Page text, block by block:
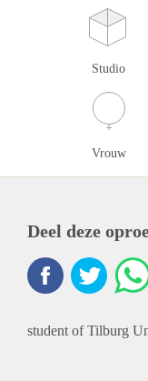
Studio
Vrouw
Deel deze
student of Tilburg